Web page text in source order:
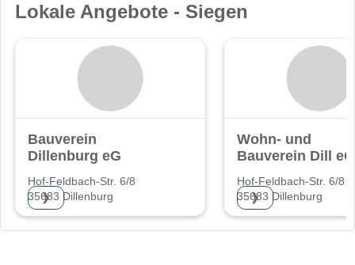
Lokale Angebote - Siegen
Bauverein
Dillenburg eG
Hof-Feldbach-Str. 6/8
35683 Dillenburg
❯
Wohn- und
Bauverein Dill eG
Hof-Feldbach-Str. 6/8
35683 Dillenburg
❯